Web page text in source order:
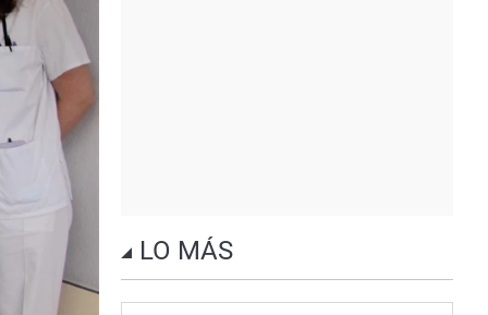
LO MÁS